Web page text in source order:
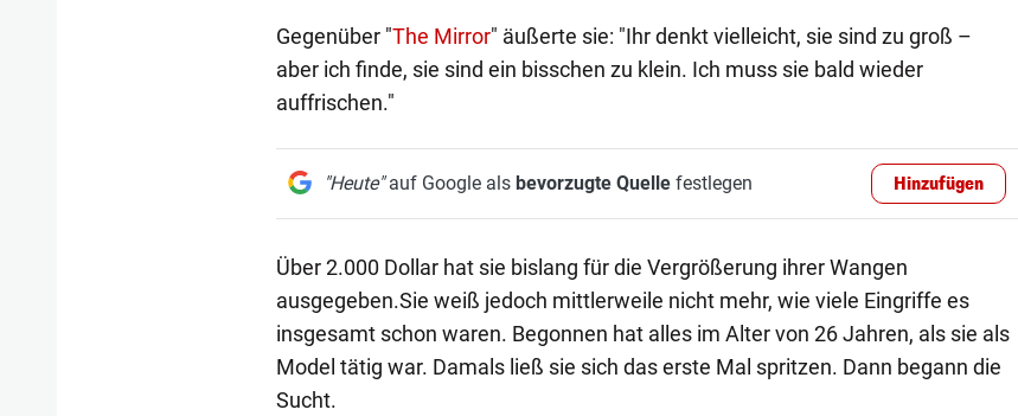
Gegenüber "The Mirror" äußerte sie: "Ihr denkt vielleicht, sie sind zu groß –
aber ich finde, sie sind ein bisschen zu klein. Ich muss sie bald wieder
auffrischen."
"Heute"auf Google als bevorzugte Quellefestlegen Hinzufügen
Über 2.000 Dollar hat sie bislang für die Vergrößerung ihrer Wangen
ausgegeben.Sie weiß jedoch mittlerweile nicht mehr, wie viele Eingriffe es
insgesamt schon waren. Begonnen hat alles im Alter von 26 Jahren, als sie als
Model tätig war. Damals ließ sie sich das erste Mal spritzen. Dann begann die
Sucht.